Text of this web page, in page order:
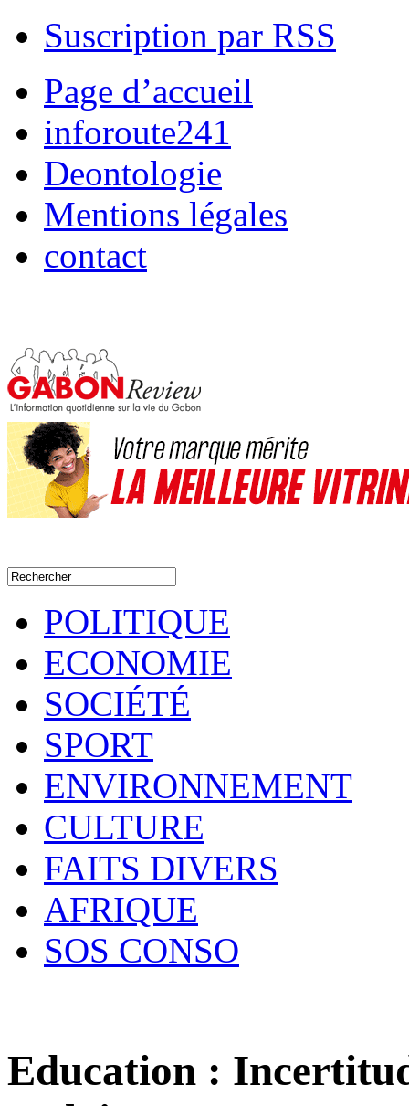
Suscription par RSS
Page d’accueil
inforoute241
Deontologie
Mentions légales
contact
POLITIQUE
ECONOMIE
SOCIÉTÉ
SPORT
ENVIRONNEMENT
CULTURE
FAITS DIVERS
AFRIQUE
SOS CONSO
Education :